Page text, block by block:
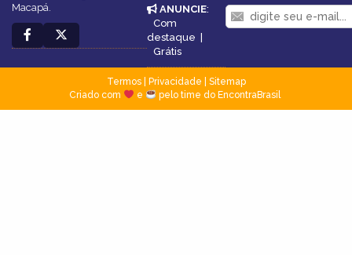
Macapá.
ANUNCIE:
Com
destaque
Grátis
Termos| Privacidade
Sitemap
Criado com
e pelo time do EncontraBrasil